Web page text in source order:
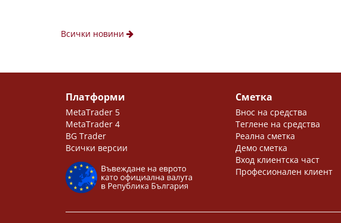
Всички новини
Платформи
MetaTrader 5
MetaTrader 4
BG Trader
Всички версии
Сметка
Внос на средства
Теглене на средства
Реална сметка
Демо сметка
Вход клиентска част
Професионален клиент